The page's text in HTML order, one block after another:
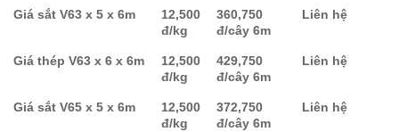
Giá sắt V63 x 5 x 6m
12,500
đ/kg
360,750
đ/cây 6m
Liên hệ
Giá thép V63 x 6 x 6m
12,500
đ/kg
429,750
đ/cây 6m
Liên hệ
Giá sắt V65 x 5 x 6m
12,500
đ/kg
372,750
đ/cây 6m
Liên hệ